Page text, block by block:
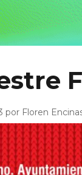
por Floren